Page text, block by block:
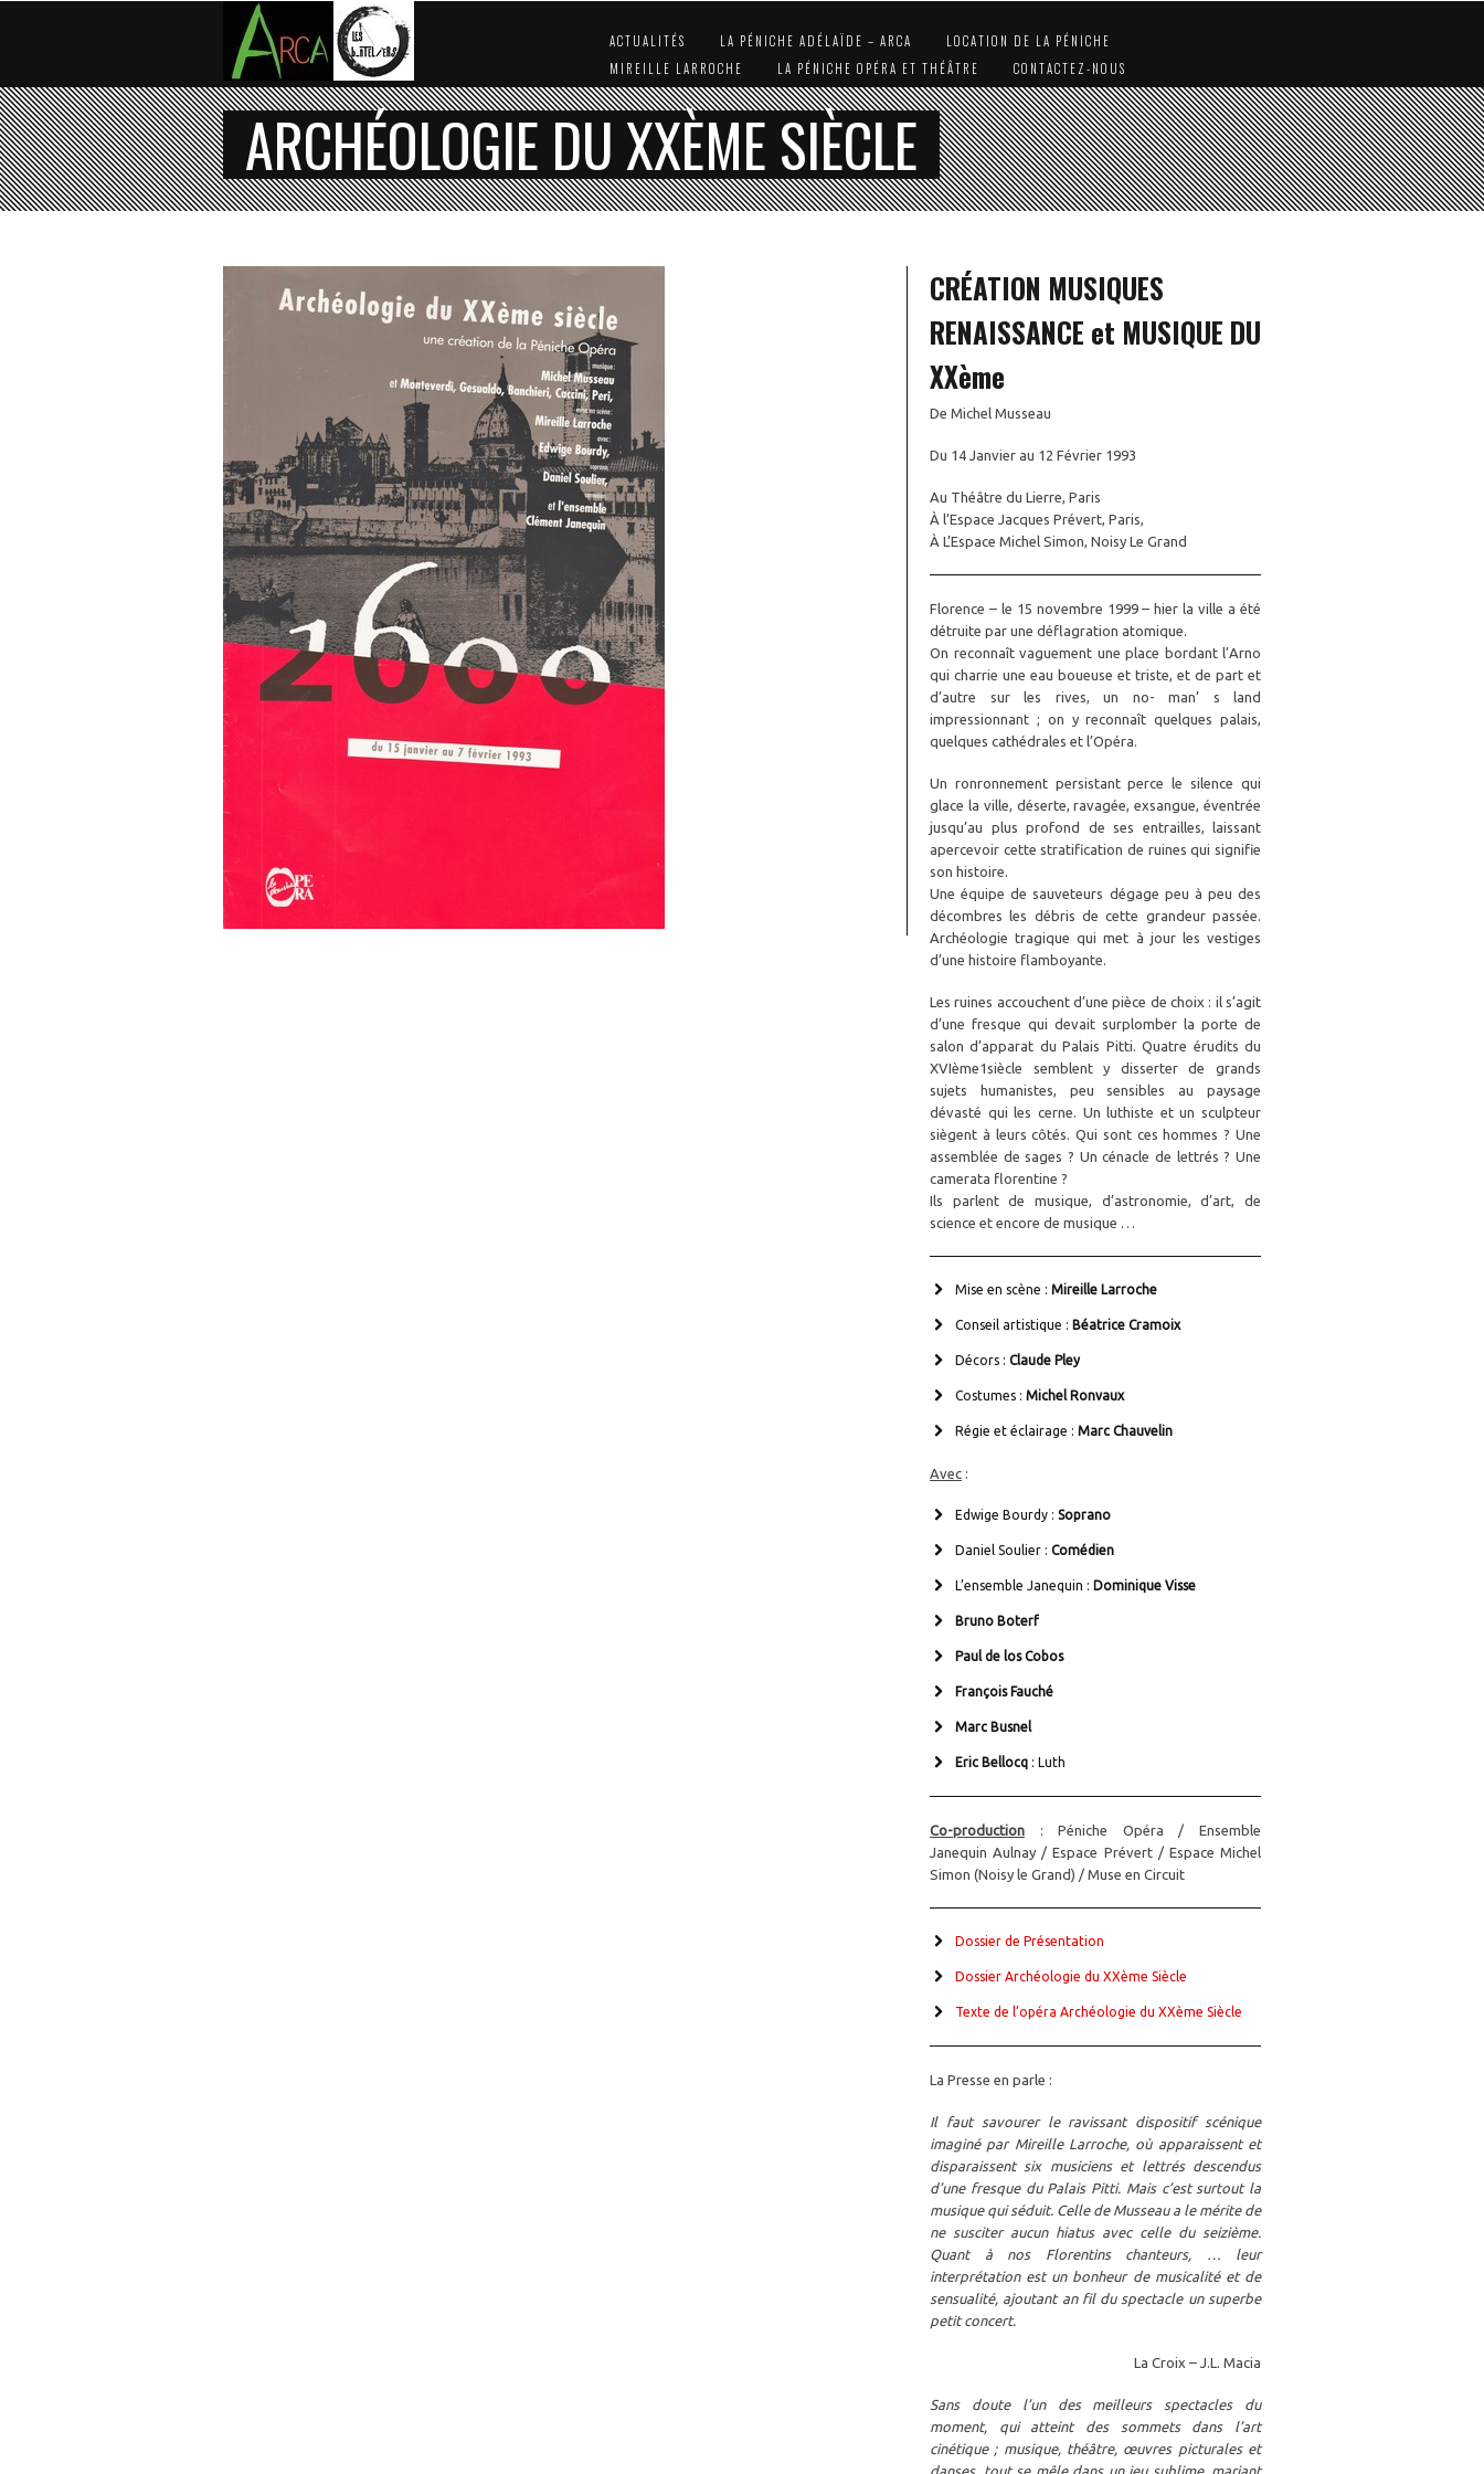
ACTUALITÉS LA PÉNICHE ADÉLAÏDE – ARCA
LOCATION DE LA PÉNICHE
MIREILLE LARROCHE
LA PÉNICHE OPÉRA ET THÉÂTRE CONTACTEZ-NOUS
ARCHÉOLOGIE DU XXÈME SIÈCLE
CRÉATION MUSIQUES
RENAISSANCE et MUSIQUE DU
XXème
De Michel Musseau
Du 14 Janvier au 12 Février 1993
Au Théâtre du Lierre, Paris
À l’Espace Jacques Prévert, Paris,
À L’Espace Michel Simon, Noisy Le Grand
Florence – le 15 novembre 1999 – hier la ville a été
détruite par une déflagration atomique.
On reconnaît vaguement une place bordant l’Arno
qui charrie une eau boueuse et triste, et de part et
d’autre sur les rives, un no- man’ s land
impressionnant ; on y reconnaît quelques palais,
quelques cathédrales et l’Opéra.
Un ronronnement persistant perce le silence qui
glace la ville, déserte, ravagée, exsangue, éventrée
jusqu’au plus profond de ses entrailles, laissant
apercevoir cette stratification de ruines qui signifie
son histoire.
Une équipe de sauveteurs dégage peu à peu des
décombres les débris de cette grandeur passée.
Archéologie tragique qui met à jour les vestiges
d’une histoire flamboyante.
Les ruines accouchent d’une pièce de choix : il s’agit
d’une fresque qui devait surplomber la porte de
salon d’apparat du Palais Pitti. Quatre érudits du
XVIème1siècle semblent y disserter de grands
sujets humanistes, peu sensibles au paysage
dévasté qui les cerne. Un luthiste et un sculpteur
siègent à leurs côtés. Qui sont ces hommes ? Une
assemblée de sages ? Un cénacle de lettrés ? Une
camerata florentine ?
Ils parlent de musique, d’astronomie, d’art, de
science et encore de musique …
Mise en scène : Mireille Larroche
Conseil artistique : Béatrice Cramoix
Décors : Claude Pley
Costumes : Michel Ronvaux
Régie et éclairage : Marc Chauvelin
Avec :
Edwige Bourdy : Soprano
Daniel Soulier : Comédien
L’ensemble Janequin : Dominique Visse
Bruno Boterf
Paul de los Cobos
François Fauché
Marc Busnel
Eric Bellocq : Luth
Co-production : Péniche Opéra / Ensemble
Janequin Aulnay / Espace Prévert / Espace Michel
Simon (Noisy le Grand) / Muse en Circuit
Dossier de Présentation
Dossier Archéologie du XXème Siècle
Texte de l’opéra Archéologie du XXème Siècle
La Presse en parle :
Il faut savourer le ravissant dispositif scénique
imaginé par Mireille Larroche, où apparaissent et
disparaissent six musiciens et lettrés descendus
d’une fresque du Palais Pitti. Mais c’est surtout la
musique qui séduit. Celle de Musseau a le mérite de
ne susciter aucun hiatus avec celle du seizième.
Quant à nos Florentins chanteurs, … leur
interprétation est un bonheur de musicalité et de
sensualité, ajoutant an fil du spectacle un superbe
petit concert.
La Croix – J.L. Macia
Sans doute l’un des meilleurs spectacles du
moment, qui atteint des sommets dans l’art
cinétique ; musique, théâtre, œuvres picturales et
danses, tout se mêle dans un jeu sublime, mariant